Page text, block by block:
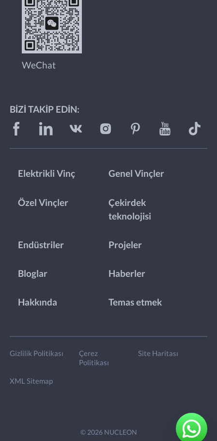
WeChat
BIZI TAKIP EDIN:
Elektrikli Vinç Genel Vinçler
Özel Vinçler
Çekirdek
teknolojisi
Endüstriler Projeler
Bloglar Haberler
Hakkında Temas etmek
Gizlilik Politikası
Çerez
Politikası
Site Haritası
XML Sitemap
© 2026 NUCLEON